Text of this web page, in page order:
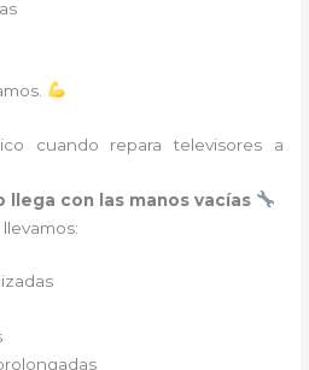
cuando repara televisores a
llega con las manos vacías